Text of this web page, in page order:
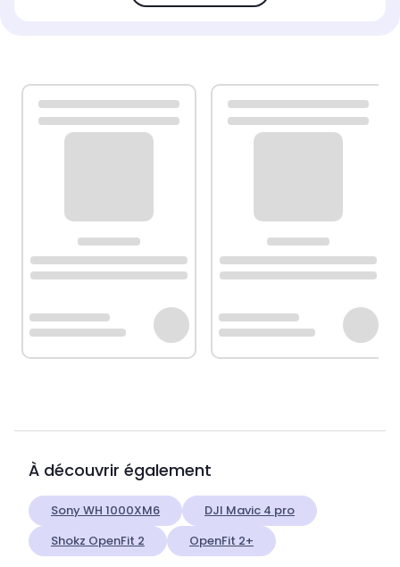
À découvrir également
Sony WH 1000XM6
DJI Mavic 4 pro
Shokz OpenFit 2
OpenFit 2+